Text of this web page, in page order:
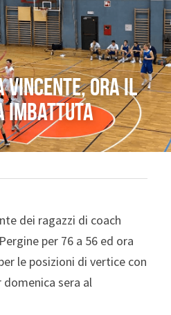
vincente, ora il
imbattuta
dei ragazzi di coach
per 76 a 56 ed ora
le posizioni di vertice con
sera al